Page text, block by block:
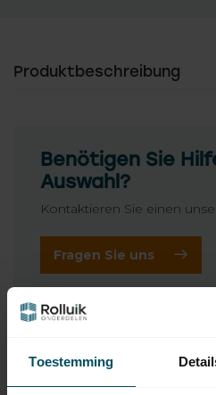
Toestemming
Produktbeschreibung
Benötigen Sie
Auswahl?
Kontaktieren Sie einen
Fragen Sie uns
SOMFY